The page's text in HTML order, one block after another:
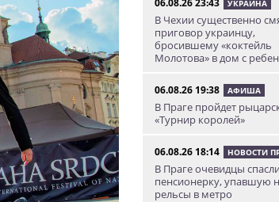
УКРАИНА
В Чехии существенно
приговор украинцу,
бросившему «коктейль
Молотова» в дом с
06.08.26 19:38 АФИША
В Праге пройдет
«Турнир королей»
06.08.26 18:14 НОВОСТИ
В Праге очевидцы спасли
пенсионерку, упавшую
рельсы в метро